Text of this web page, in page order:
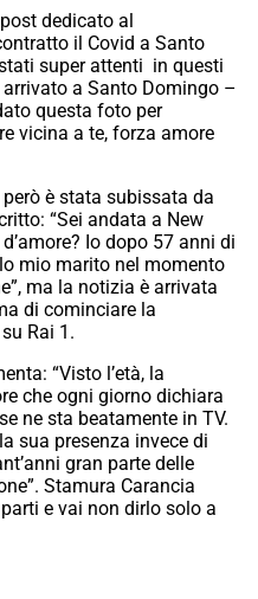
dedicato al
il Covid a Santo
super attenti in questi
a Santo Domingo –
questa foto per
vicina a te, forza amore
è stata subissata da
“Sei andata a New
Io dopo 57 anni di
mio marito nel momento
ma la notizia è arrivata
di cominciare la
Rai 1.
“Visto l’età, la
che ogni giorno dichiara
ne sta beatamente in TV.
sua presenza invece di
gran parte delle
Stamura Carancia
e vai non dirlo solo a